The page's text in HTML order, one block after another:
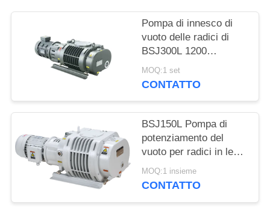
PRIVACY
Pompa di innesco di
vuoto delle radici di
BSJ300L 1200
simmetria geometrica
del ³ /h 3.7kW di m.
MOQ:1 set
CONTATTO
BSJ150L Pompa di
potenziamento del
vuoto per radici in lega
di alluminio 500m3/h
2.2kW
MOQ:1 insieme
CONTATTO